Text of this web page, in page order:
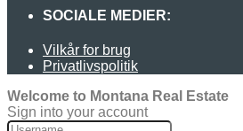
SOCIALE MEDIER:
Vilkår for brug
Privatlivspolitik
Welcome to Montana Real Estate
Sign into your account